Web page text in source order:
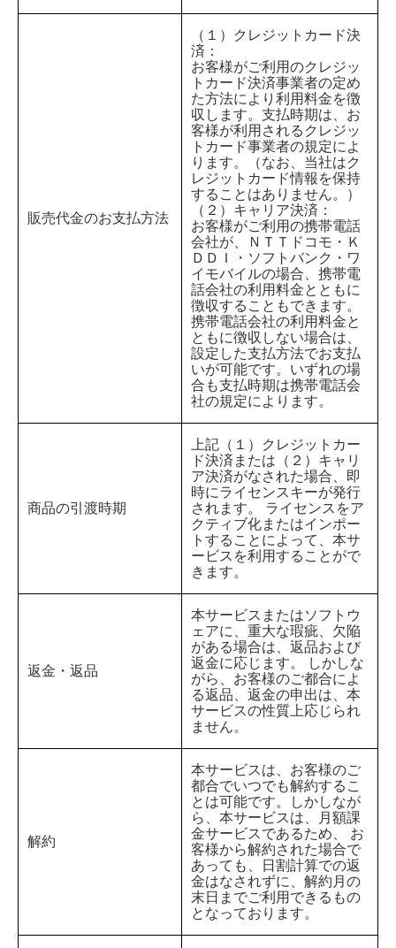
販売代金のお支払方法
（１）クレジットカード決
済：
お客様がご利用のクレジッ
トカード決済事業者の定め
た方法により利用料金を徴
収します。支払時期は、お
客様が利用されるクレジッ
トカード事業者の規定によ
ります。（なお、当社はク
レジットカード情報を保持
することはありません。）
（２）キャリア決済：
お客様がご利用の携帯電話
会社が、ＮＴＴドコモ・Ｋ
ＤＤＩ・ソフトバンク・ワ
イモバイルの場合、携帯電
話会社の利用料金とともに
徴収することもできます。
携帯電話会社の利用料金と
ともに徴収しない場合は、
設定した支払方法でお支払
いが可能です。いずれの場
合も支払時期は携帯電話会
社の規定によります。
商品の引渡時期
上記（１）クレジットカー
ド決済または（２）キャリ
ア決済がなされた場合、即
時にライセンスキーが発行
されます。 ライセンスをア
クティブ化またはインポー
トすることによって、本サ
ービスを利用することがで
きます。
返金・返品
本サービスまたはソフトウ
ェアに、重大な瑕疵、欠陥
がある場合は、返品および
返金に応じます。 しかしな
がら、お客様のご都合によ
る返品、返金の申出は、本
サービスの性質上応じられ
ません。
解約
本サービスは、お客様のご
都合でいつでも解約するこ
とは可能です。しかしなが
ら、本サービスは、月額課
金サービスであるため、 お
客様から解約された場合で
あっても、日割計算での返
金はなされずに、解約月の
末日までご利用できるもの
となっております。